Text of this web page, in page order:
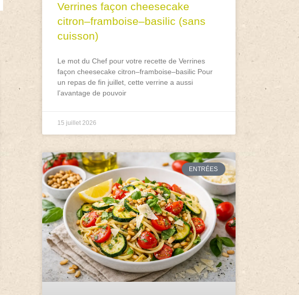
Verrines façon cheesecake
citron–framboise–basilic (sans
cuisson)
Le mot du Chef pour votre recette de Verrines
façon cheesecake citron–framboise–basilic Pour
un repas de fin juillet, cette verrine a aussi
l’avantage de pouvoir
15 juillet 2026
ENTRÉES